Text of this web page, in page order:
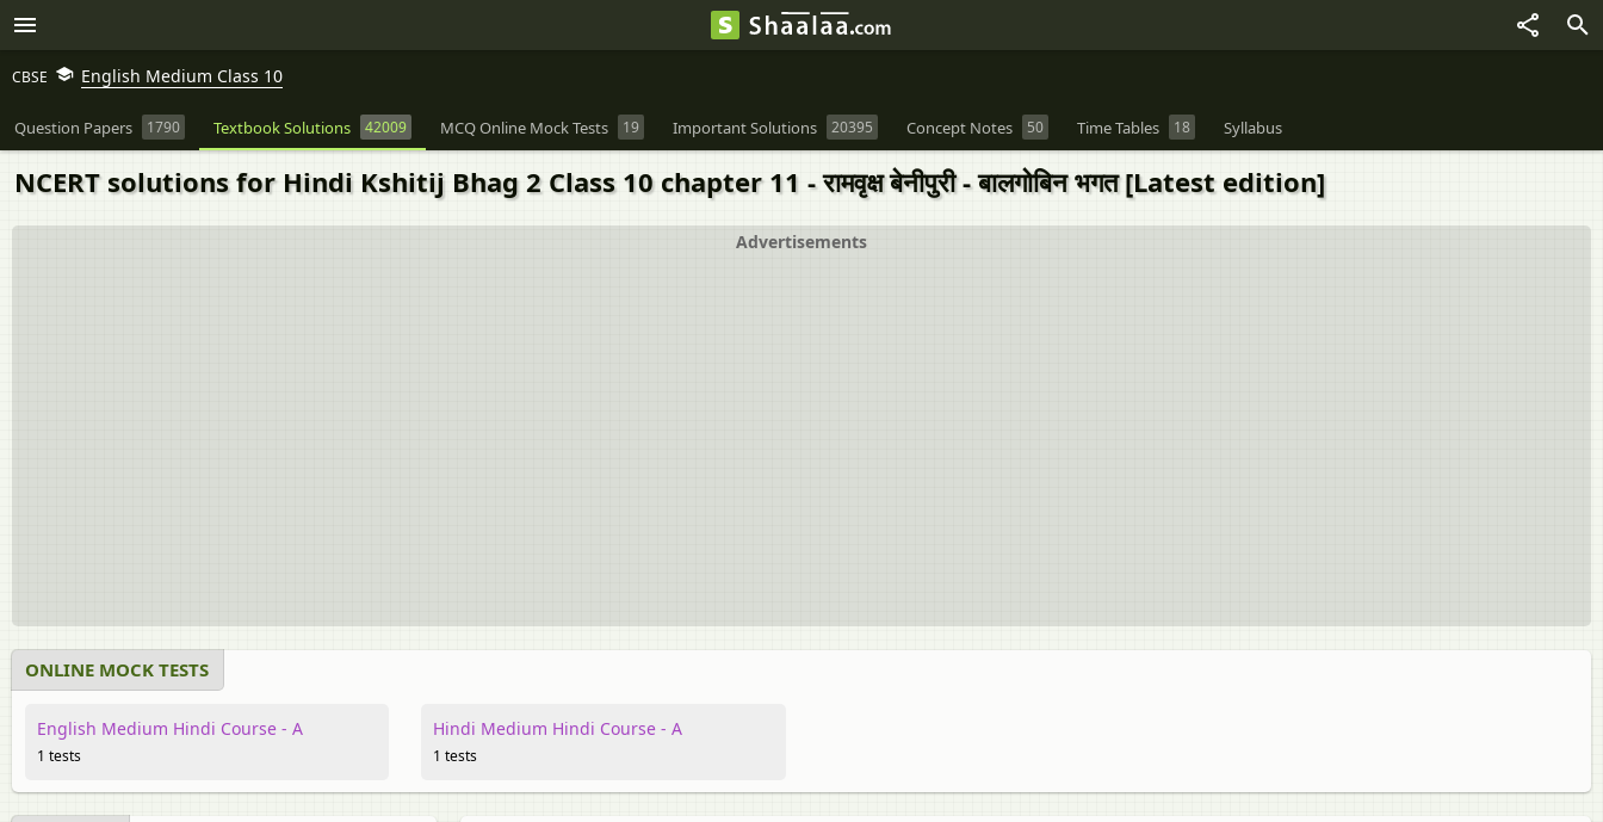
CBSE English Medium Class 10
Question Papers 1790 Textbook Solutions 42009 MCQ Online Mock Tests 19 Important Solutions 20395 Concept Notes 50 Time Tables 18 Syllabus
NCERT solutions for Hindi Kshitij Bhag 2 Class 10 chapter 11 - रामवृक्ष बेनीपुरी - बालगोबिन भगत [Latest edition]
Advertisements
ONLINE MOCK TESTS
English Medium Hindi Course - A
1 tests
Hindi Medium Hindi Course - A
1 tests